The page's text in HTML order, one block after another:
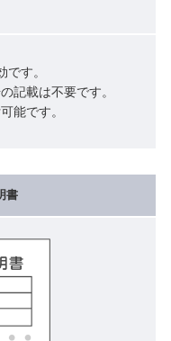
す。
記載は不要です。
能です。
書